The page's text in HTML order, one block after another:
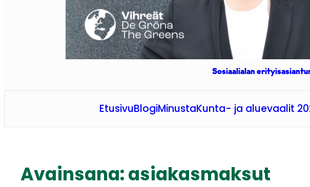
Sosiaalialan
EtusivuBlogiMinustaKunta- ja aluevaalit
Avainsana:asiakasmaksut